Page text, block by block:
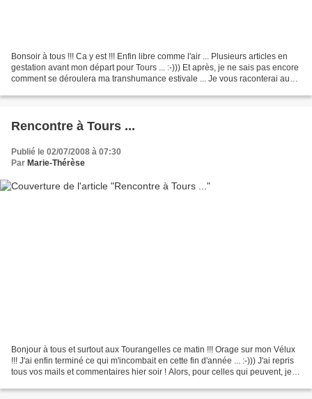
Bonsoir à tous !!! Ca y est !!! Enfin libre comme l'air ... Plusieurs articles en
gestation avant mon départ pour Tours ... :-))) Et après, je ne sais pas encore
comment se déroulera ma transhumance estivale ... Je vous raconterai au
Rencontre à Tours ...
Publié le 02/07/2008 à 07:30
Par Marie-Thérèse
Bonjour à tous et surtout aux Tourangelles ce matin !!! Orage sur mon Vélux
!!! J'ai enfin terminé ce qui m'incombait en cette fin d'année ... :-))) J'ai repris
tous vos mails et commentaires hier soir ! Alors, pour celles qui peuvent, je